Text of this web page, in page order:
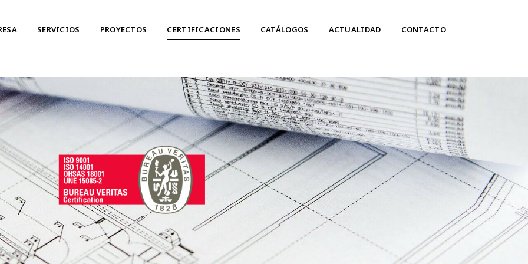
SERVICIOS PROYECTOS CERTIFICACIONES CATÁLOGOS ACTUALIDAD CONTACTO